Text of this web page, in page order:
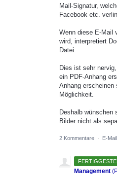
Mail-Signatur,
Facebook etc.
Wenn diese E-Mail
wird, interpretiert
Datei.
Dies ist sehr
ein PDF-Anhang
Anhang
Möglichkeit.
Deshalb wünschen
Bilder nicht als
2 Kommentare · E-
Management (